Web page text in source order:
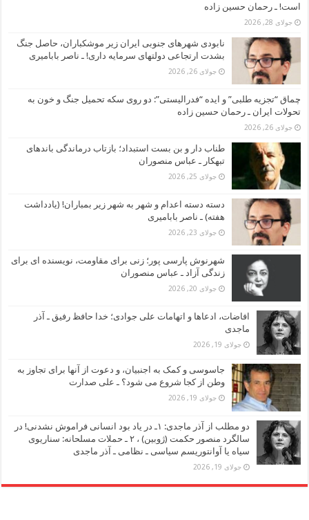
است! ـ رحمان حسین زاده
جولای 28, 2026
نابودی شهرهای جنوبی ایران زیر موشکباران، حاصل جنگ
بشدت ارتجاعی دولتهای سرمایه داری! ـ ناصر بابامیری
جولای 26, 2026
چماق “تجزیه طلبی” و ایده “فدرالیستی”: دو روی سکه تحمیل جنگ و خون به
تحولات ایران ـ رحمان حسین زاده
جولای 26, 2026
طناب دار و بن بست استبداد؛ بازتاب درماندگی باندهای
تبهکار ـ عباس منصوران
جولای 25, 2026
دسته دسته اعدام و شهر به شهر زیر بمباران! (یادداشت
هفته) ـ ناصر بابامیری
جولای 23, 2026
شهرنوش پارسی پور؛ زنی برای مقاومت، نویسنده ای برای
زندگی آزاد ـ عباس منصوران
جولای 20, 2026
افاضات، ادعاها و اتهامات علی جوادی؛ خدا حافظ رفیق ـ آذر
ماجدی
جولای 19, 2026
جاسوسی و کمک به اجنبیان، و دعوت از آنها برای تجاوز به
وطن از کجا شروع می شود؟ ـ علی صدارت
جولای 19, 2026
دو مطلب از آذر ماجدی: ۱ـ در یاد بود انسانی فراموش نشدنی! در
سالگرد منصور حکمت (ژوبین) ، ۲ ـ حملات مسلحانه: سناریوی
سیاه یا آوانتوریسم سیاسی ـ نظامی ـ آذر ماجدی
جولای 19, 2026